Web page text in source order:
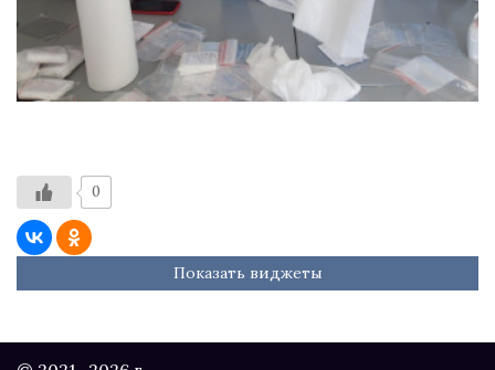
0
Показать виджеты